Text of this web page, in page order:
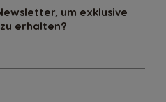
um exklusive
erhalten?